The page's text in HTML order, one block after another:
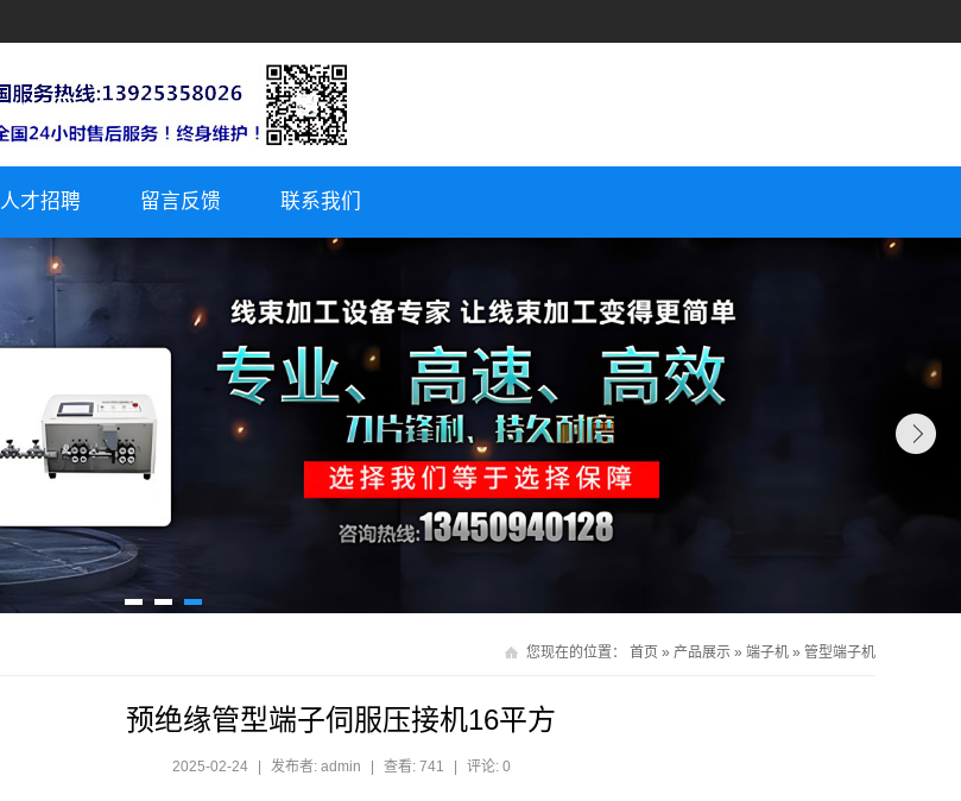
人才招聘 留言反馈 联系我们
您现在的位置： 首页 » 产品展示 » 端子机 » 管型端子机
预绝缘管型端子伺服压接机16平方
2025-02-24 | 发布者: admin | 查看: 741 | 评论: 0